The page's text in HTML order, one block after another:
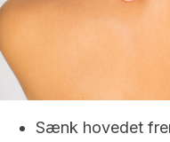
Sænk hovedet